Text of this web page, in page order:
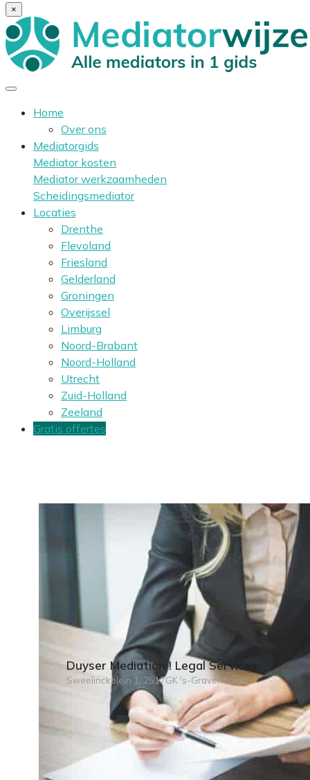
×
Home
Over ons
Mediatorgids
Mediator kosten
Mediator werkzaamheden
Scheidingsmediator
Locaties
Drenthe
Flevoland
Friesland
Gelderland
Groningen
Overijssel
Limburg
Noord-Brabant
Noord-Holland
Utrecht
Zuid-Holland
Zeeland
Gratis offertes
Duyser Mediation ! Legal Services
Sweelinckplein 1, 2517GK 's-Gravenhage